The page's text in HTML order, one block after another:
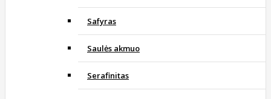
Safyras
Saulės akmuo
Serafinitas